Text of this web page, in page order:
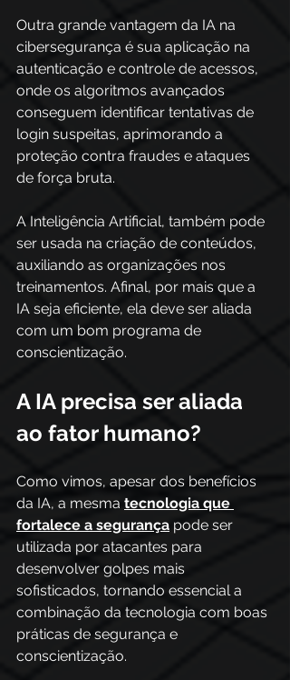
Outra grande vantagem da IA na
cibersegurança é sua aplicação na
autenticação e controle de acessos,
onde os algoritmos avançados
conseguem identificar tentativas de
login suspeitas, aprimorando a
proteção contra fraudes e ataques
de força bruta.
A Inteligência Artificial, também pode
ser usada na criação de conteúdos,
auxiliando as organizações nos
treinamentos. Afinal, por mais que a
IA seja eficiente, ela deve ser aliada
com um bom programa de
conscientização.
A IA precisa ser aliada
ao fator humano?
Como vimos, apesar dos benefícios
da IA, a mesma tecnologia que
fortalece a segurança pode ser
utilizada por atacantes para
desenvolver golpes mais
sofisticados, tornando essencial a
combinação da tecnologia com boas
práticas de segurança e
conscientização.